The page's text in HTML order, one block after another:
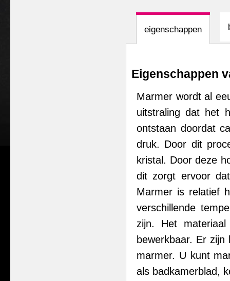
eigenschappen
Eigenschappen
Marmer wordt al
uitstraling dat het
ontstaan doordat
druk. Door dit
kristal. Door deze
dit zorgt ervoor
Marmer is relatief
verschillende
zijn. Het
bewerkbaar. Er zijn
marmer. U kunt
als badkamerblad,